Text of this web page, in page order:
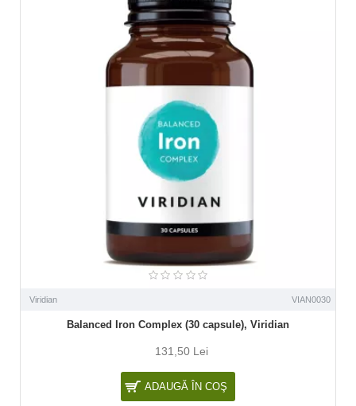
Viridian VIAN0030
Balanced Iron Complex (30 capsule), Viridian
131,50 Lei
ADAUGĂ ÎN COŞ